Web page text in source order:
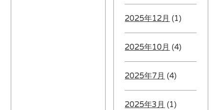
2025年12月 (1)
2025年10月 (4)
2025年7月 (4)
2025年3月 (1)